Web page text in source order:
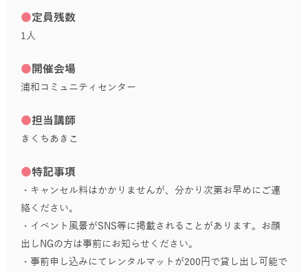
●定員残数
1人
●開催会場
浦和コミュニティセンター
●担当講師
きくちあきこ
●特記事項
・キャンセル料はかかりませんが、分かり次第お早めにご連
絡ください。
・イベント風景がSNS等に掲載されることがあります。お顔
出しNGの方は事前にお知らせください。
・事前申し込みにてレンタルマットが200円で貸し出し可能で